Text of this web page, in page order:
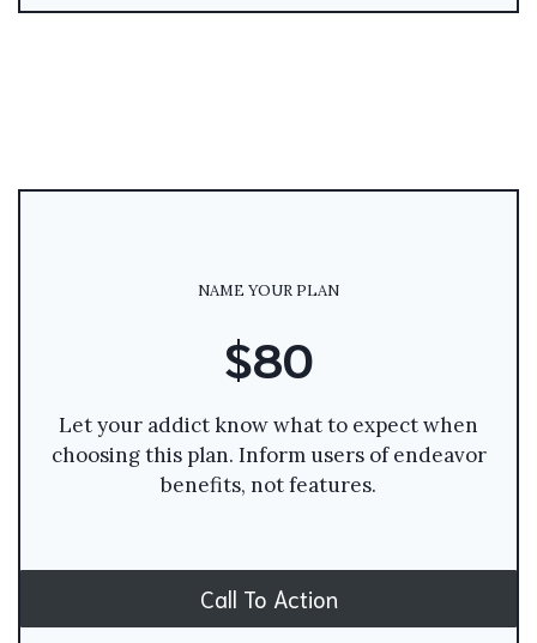
NAME YOUR PLAN
$80
Let your addict know what to expect when
choosing this plan. Inform users of endeavor
benefits, not features.
Call To Action